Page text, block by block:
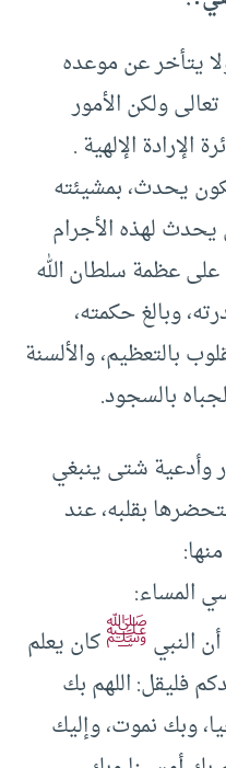
يتأخر عن موعده
ولكن الأمور
الإلهية .
يحدث، بمشيئته
يحدث لهذه الأجرام
على عظمة سلطان الله
وبالغ حكمته،
بالتعظيم، والألسنة
بالسجود.
وأدعية شتى ينبغي
بقلبه، عند
المساء:
النبيﷺكان يعلم
فليقل: اللهم بك
وبك نموت، وإليك